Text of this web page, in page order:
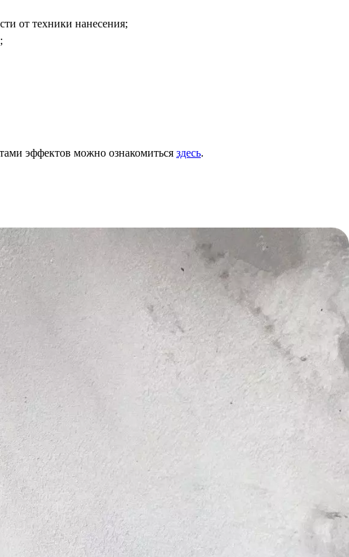
от техники нанесения;
эффектов можно ознакомиться здесь.